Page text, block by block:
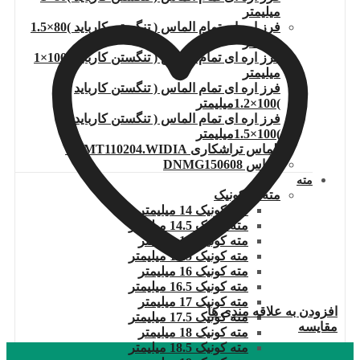
میلیمتر
فرز اره ای تمام الماس ( تنگستن کارباید )80×1.5
میلیمتر
فرز اره ای تمام الماس ( تنگستن کارباید )100×1
میلیمتر
فرز اره ای تمام الماس ( تنگستن کارباید
)100×1.2میلیمتر
فرز اره ای تمام الماس ( تنگستن کارباید
)100×1.5میلیمتر
الماس تراشکاری TCMT110204.WIDIA
الماس DNMG150608
مته
مته ته کونیک
مته کونیک 14 میلیمتر
مته کونیک 14.5 میلیمتر
مته کونیک 15 میلیمتر
مته کونیک 15.5 میلیمتر
مته کونیک 16 میلیمتر
مته کونیک 16.5 میلیمتر
مته کونیک 17 میلیمتر
مته کونیک 17.5 میلیمتر
مته کونیک 18 میلیمتر
مته کونیک 18.5 میلیمتر
افزودن به علاقه مندی ها
مقایسه